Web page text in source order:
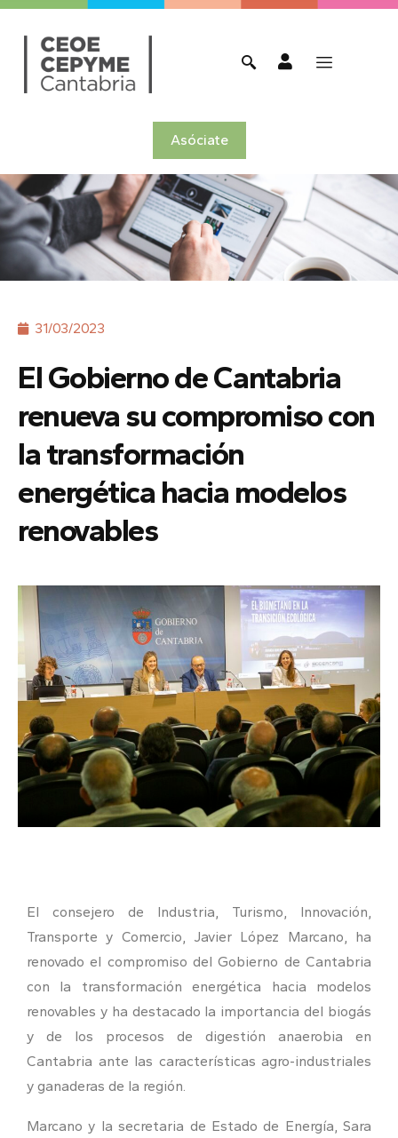
Asóciate
31/03/2023
El Gobierno de Cantabria
renueva su compromiso con
la transformación
energética hacia modelos
renovables
El consejero de Industria, Turismo, Innovación,
Transporte y Comercio, Javier López Marcano, ha
renovado el compromiso del Gobierno de Cantabria
con la transformación energética hacia modelos
renovables y ha destacado la importancia del biogás
y de los procesos de digestión anaerobia en
Cantabria ante las características agro-industriales
y ganaderas de la región.
Marcano y la secretaria de Estado de Energía, Sara